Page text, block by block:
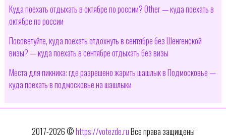
Куда поехать отдыхать в октябре по россии? Other — куда поехать в
октябре по россии
Посоветуйте, куда поехать отдохнуть в сентябре без Шенгенской
визы? — куда поехать в сентябре отдыхать без визы
Места для пикника: где разрешено жарить шашлык в Подмосковье —
куда поехать в подмосковье на шашлыки
2017-2026 ©https://votezde.ruВсе права защищены